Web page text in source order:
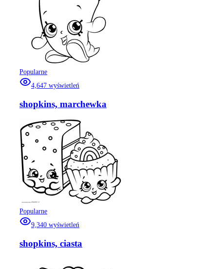
Popularne
4,647 wyświetleń
shopkins, marchewka
Popularne
9,340 wyświetleń
shopkins, ciasta